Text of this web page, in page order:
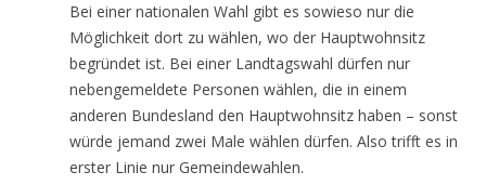
Bei einer nationalen Wahl gibt es sowieso nur die
Möglichkeit dort zu wählen, wo der Hauptwohnsitz
begründet ist. Bei einer Landtagswahl dürfen nur
nebengemeldete Personen wählen, die in einem
anderen Bundesland den Hauptwohnsitz haben – sonst
würde jemand zwei Male wählen dürfen. Also trifft es in
erster Linie nur Gemeindewahlen.